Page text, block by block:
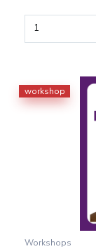
workshop
Workshops